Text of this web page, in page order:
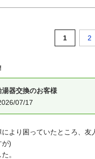
1 2
器交換のお客様
07/17
により困っていたところ、
が)
。